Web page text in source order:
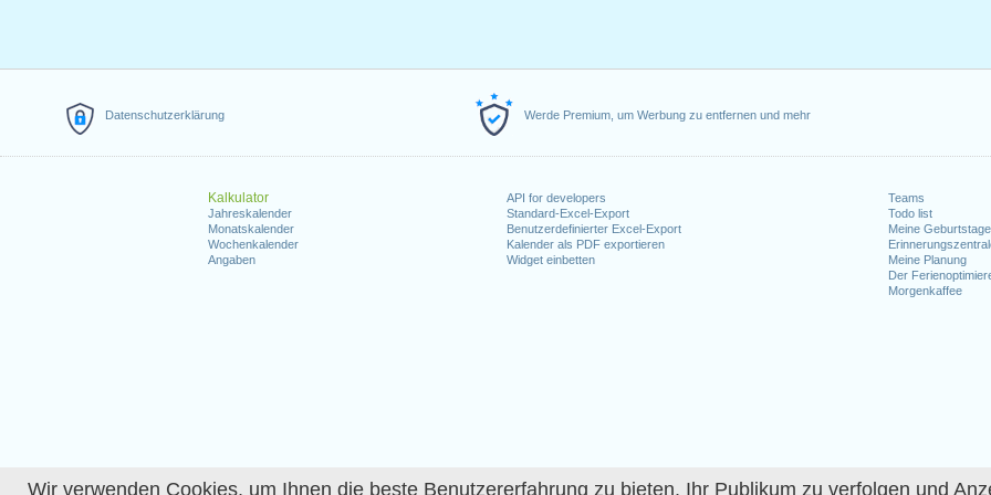
Wir verwenden Cookies, um Ihnen die beste Benutzererfahrung zu bieten, Ihr Publikum zu verfolgen und
Datenschutzerklärung Werde Premium, um Werbung zu entfernen und mehr
Kalkulator
Jahreskalender
Monatskalender
Wochenkalender
Angaben
API for developers
Standard-Excel-Export
Benutzerdefinierter Excel-Export
Kalender als PDF exportieren
Widget einbetten
Teams
Todo list
Meine Geburtstage
Meine Planung
Der
Morgenkaffee